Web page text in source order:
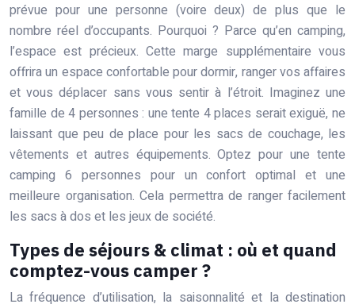
prévue pour une personne (voire deux) de plus que le
nombre réel d’occupants. Pourquoi ? Parce qu’en camping,
l’espace est précieux. Cette marge supplémentaire vous
offrira un espace confortable pour dormir, ranger vos affaires
et vous déplacer sans vous sentir à l’étroit. Imaginez une
famille de 4 personnes : une tente 4 places serait exiguë, ne
laissant que peu de place pour les sacs de couchage, les
vêtements et autres équipements. Optez pour une tente
camping 6 personnes pour un confort optimal et une
meilleure organisation. Cela permettra de ranger facilement
les sacs à dos et les jeux de société.
Types de séjours & climat : où et quand
comptez-vous camper ?
La fréquence d’utilisation, la saisonnalité et la destination